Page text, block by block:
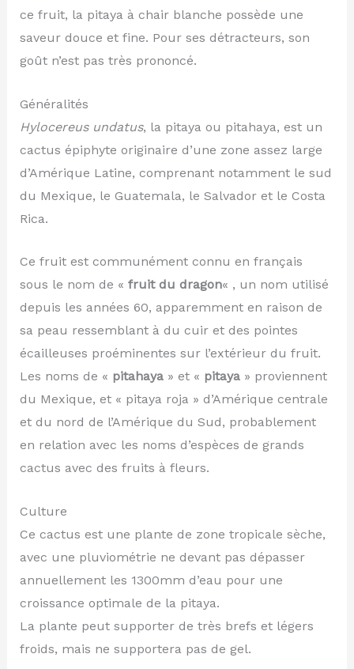
ce fruit, la pitaya à chair blanche possède une
saveur douce et fine. Pour ses détracteurs, son
goût n’est pas très prononcé.
Généralités
Hylocereus undatus, la pitaya ou pitahaya, est un
cactus épiphyte originaire d’une zone assez large
d’Amérique Latine, comprenant notamment le sud
du Mexique, le Guatemala, le Salvador et le Costa
Rica.
Ce fruit est communément connu en français
sous le nom de « fruit du dragon« , un nom utilisé
depuis les années 60, apparemment en raison de
sa peau ressemblant à du cuir et des pointes
écailleuses proéminentes sur l’extérieur du fruit.
Les noms de « pitahaya» et « pitaya» proviennent
du Mexique, et « pitaya roja » d’Amérique centrale
et du nord de l’Amérique du Sud, probablement
en relation avec les noms d’espèces de grands
cactus avec des fruits à fleurs.
Culture
Ce cactus est une plante de zone tropicale sèche,
avec une pluviométrie ne devant pas dépasser
annuellement les 1300mm d’eau pour une
croissance optimale de la pitaya.
La plante peut supporter de très brefs et légers
froids, mais ne supportera pas de gel.